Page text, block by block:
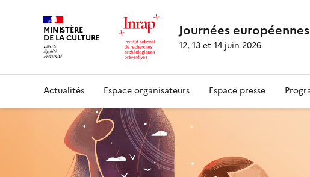
MINISTÈRE
DE LA CULTURE Journées
12, 13 et 14 juin 2026
Actualités Espace organisateurs Espace presse